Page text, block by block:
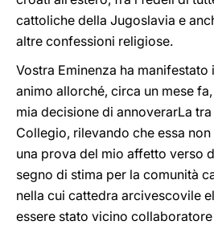
cattoliche della Jugoslavia e
altre confessioni religiose.
Vostra Eminenza ha manifestato
animo allorché, circa un mese
mia decisione di annoverarLa
Collegio, rilevando che essa
una prova del mio affetto verso
segno di stima per la comunità
nella cui cattedra arcivescovile
essere stato vicino